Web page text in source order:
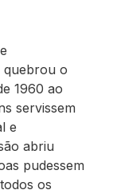
quebrou o
1960 ao
servissem
e
abriu
pudessem
os